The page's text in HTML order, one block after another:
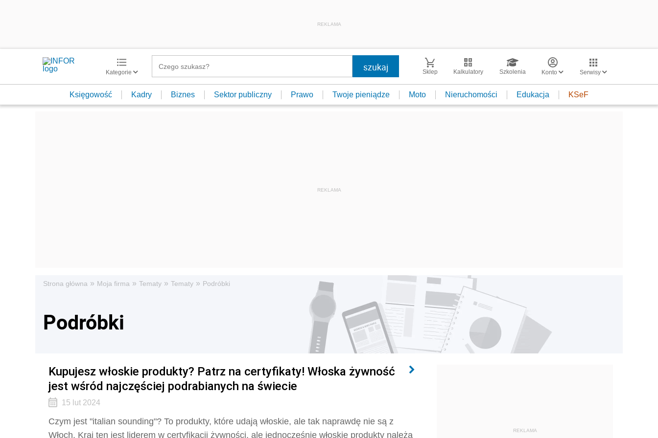
REKLAMA
Kategorie Sklep Kalkulatory Szkolenia Konto Serwisy
Księgowość Kadry Biznes Sektor publiczny Prawo Twoje pieniądze Moto Nieruchomości Edukacja KSeF
Strona główna » Moja firma » Tematy » Tematy » Podróbki
Podróbki
Kupujesz włoskie produkty? Patrz na certyfikaty! Włoska żywność
jest wśród najczęściej podrabianych na świecie
15 lut 2024
Czym jest "italian sounding"? To produkty, które udają włoskie, ale tak naprawdę nie są z
Włoch. Kraj ten jest liderem w certyfikacji żywności, ale jednocześnie włoskie produkty należą
REKLAMA